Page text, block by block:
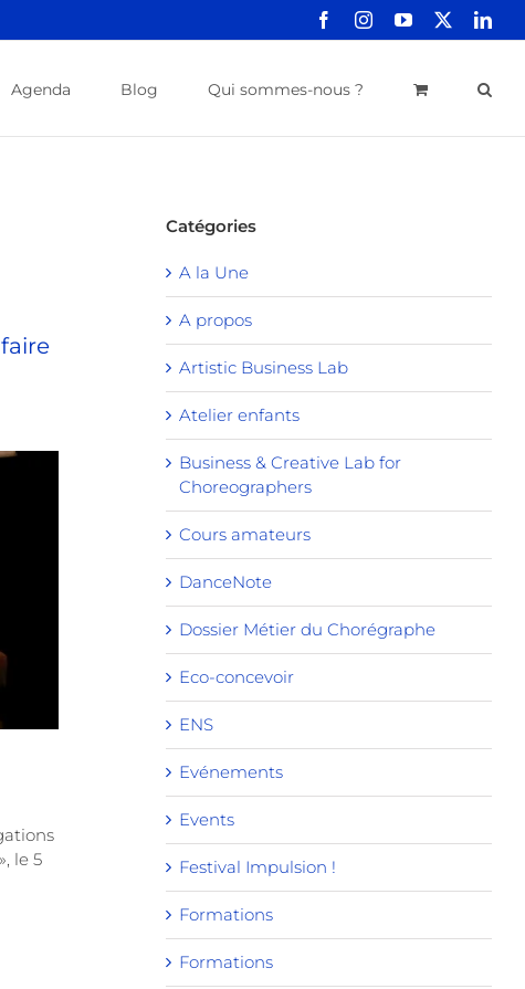
FacebookInstagramYouTube
Agenda Blog Qui sommes-nous ?
le 5
Catégories
A la Une
A propos
Artistic Business Lab
Atelier enfants
Business & Creative Lab for
Choreographers
Cours amateurs
DanceNote
Dossier Métier du Chorégraphe
Eco-concevoir
ENS
Evénements
Events
Festival Impulsion !
Formations
Formations